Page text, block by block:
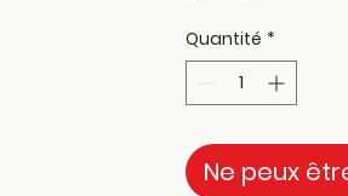
Quantité *
Ne peux